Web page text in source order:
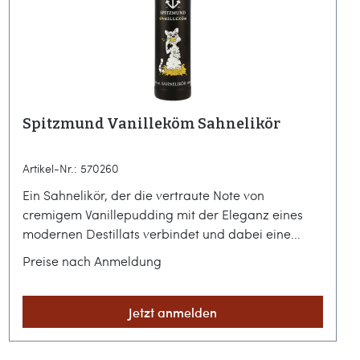
vollständig zu erfassen. Mit seinem markanten
Design und dem charakteristischen Anker-Motiv
auf dem Etikett ist er zudem eine stilvolle
Ergänzung für jede gut sortierte Hausbar und ein
hervorragendes Präsent für Liebhaber maritimer
Spitzmund Vanilleköm Sahnelikör
Artikel-Nr.: 570260
Ein Sahnelikör, der die vertraute Note von
cremigem Vanillepudding mit der Eleganz eines
modernen Destillats verbindet und dabei eine
bemerkenswerte Balance zwischen Süße und
Textur bewahrt. Es sind oft die klaren, präzise
Vergnügen bereiten und Erinnerungen an
unbeschwerte Momente wecken.Norddeutsche
Preise nach Anmeldung
Jetzt anmelden